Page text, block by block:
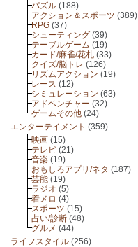
パズル (188)
アクション＆スポーツ (389)
RPG (37)
シューティング (39)
テーブルゲーム (19)
カード/麻雀/花札 (33)
クイズ/脳トレ (126)
リズムアクション (19)
レース (12)
シミュレーション (63)
アドベンチャー (32)
ゲームその他 (24)
エンターテイメント (359)
映画 (15)
テレビ (21)
音楽 (19)
おもしろアプリ/ネタ (187)
芸能 (19)
ラジオ (5)
着メロ (4)
スポーツ (15)
占い/診断 (48)
グルメ (44)
ライフスタイル (256)